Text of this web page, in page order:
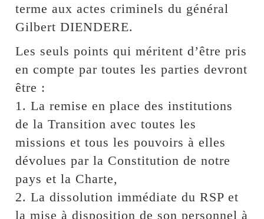
terme aux actes criminels du général
Gilbert DIENDERE.
Les seuls points qui méritent d’être pris
en compte par toutes les parties devront
être :
1. La remise en place des institutions
de la Transition avec toutes les
missions et tous les pouvoirs à elles
dévolues par la Constitution de notre
pays et la Charte,
2. La dissolution immédiate du RSP et
la mise à disposition de son personnel à